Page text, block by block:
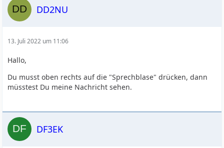
DD2NU
13. Juli 2022 um 11:06
Hallo,
Du musst oben rechts auf die "Sprechblase" drücken, dann
müsstest Du meine Nachricht sehen.
DF3EK